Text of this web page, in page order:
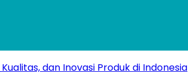
dan Inovasi Produk di Indonesia